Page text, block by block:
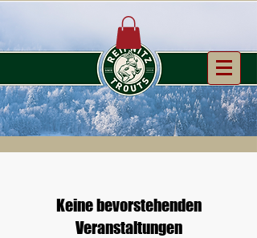
Keine bevorstehenden
Veranstaltungen